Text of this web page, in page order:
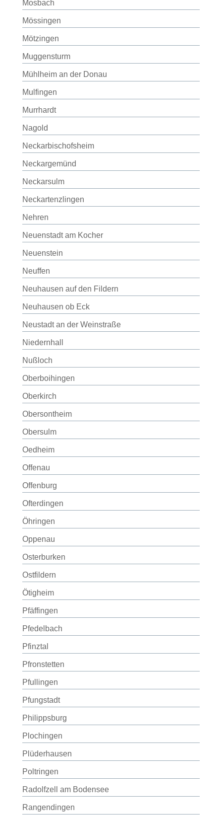
Mosbach
Mössingen
Mötzingen
Muggensturm
Mühlheim an der Donau
Mulfingen
Murrhardt
Nagold
Neckarbischofsheim
Neckargemünd
Neckarsulm
Neckartenzlingen
Nehren
Neuenstadt am Kocher
Neuenstein
Neuffen
Neuhausen auf den Fildern
Neuhausen ob Eck
Neustadt an der Weinstraße
Niedernhall
Nußloch
Oberboihingen
Oberkirch
Obersontheim
Obersulm
Oedheim
Offenau
Offenburg
Ofterdingen
Öhringen
Oppenau
Osterburken
Ostfildern
Ötigheim
Pfäffingen
Pfedelbach
Pfinztal
Pfronstetten
Pfullingen
Pfungstadt
Philippsburg
Plochingen
Plüderhausen
Poltringen
Radolfzell am Bodensee
Rangendingen